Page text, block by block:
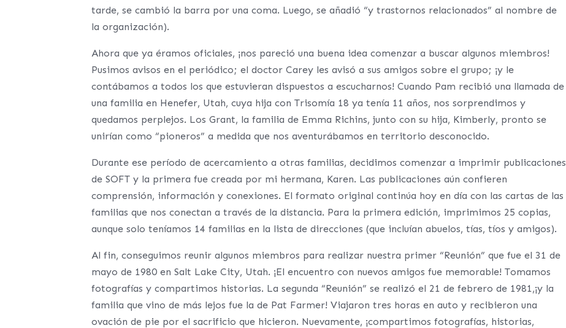
tarde, se cambió la barra por una coma. Luego, se añadió “y trastornos relacionados” al nombre de
la organización).
Ahora que ya éramos oficiales, ¡nos pareció una buena idea comenzar a buscar algunos miembros!
Pusimos avisos en el periódico; el doctor Carey les avisó a sus amigos sobre el grupo; ¡y le
contábamos a todos los que estuvieran dispuestos a escucharnos! Cuando Pam recibió una llamada de
una familia en Henefer, Utah, cuya hija con Trisomía 18 ya tenía 11 años, nos sorprendimos y
quedamos perplejos. Los Grant, la familia de Emma Richins, junto con su hija, Kimberly, pronto se
unirían como “pioneros” a medida que nos aventurábamos en territorio desconocido.
Durante ese período de acercamiento a otras familias, decidimos comenzar a imprimir publicaciones
de SOFT y la primera fue creada por mi hermana, Karen. Las publicaciones aún confieren
comprensión, información y conexiones. El formato original continúa hoy en día con las cartas de las
familias que nos conectan a través de la distancia. Para la primera edición, imprimimos 25 copias,
aunque solo teníamos 14 familias en la lista de direcciones (que incluían abuelos, tías, tíos y amigos).
Al fin, conseguimos reunir algunos miembros para realizar nuestra primer “Reunión” que fue el 31 de
mayo de 1980 en Salt Lake City, Utah. ¡El encuentro con nuevos amigos fue memorable! Tomamos
fotografías y compartimos historias. La segunda “Reunión” se realizó el 21 de febrero de 1981,¡y la
familia que vino de más lejos fue la de Pat Farmer! Viajaron tres horas en auto y recibieron una
ovación de pie por el sacrificio que hicieron. Nuevamente, ¡compartimos fotografías, historias,